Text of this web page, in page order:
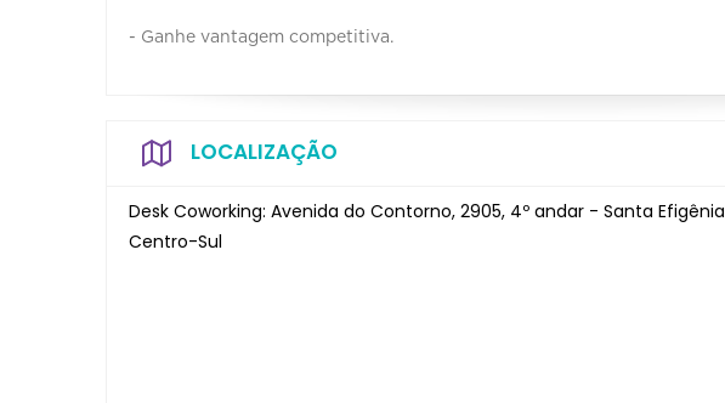
- Ganhe vantagem competitiva.
LOCALIZAÇÃO
Desk Coworking: Avenida do Contorno, 2905, 4º andar - Santa Efigênia
Centro-Sul